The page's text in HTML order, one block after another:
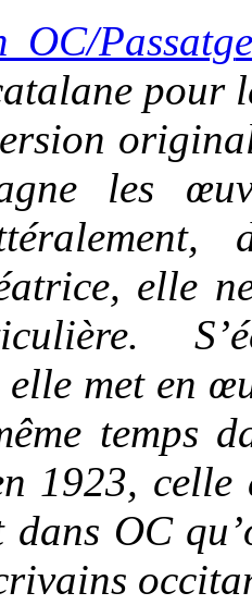
OC/Passatg
pour
les
elle
met en
temps
1923,
dans OC